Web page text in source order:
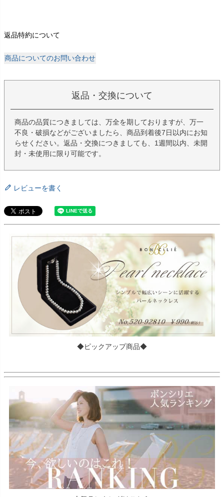
返品特約について
商品についてのお問い合わせ
返品・交換について
商品の品質につきましては、万全を期しておりますが、万一
不良・破損などがございましたら、商品到着後7日以内にお知
らせください。返品・交換につきましても、1週間以内、未開
封・未使用に限り可能です。
レビューを書く
◆ピックアップ商品◆